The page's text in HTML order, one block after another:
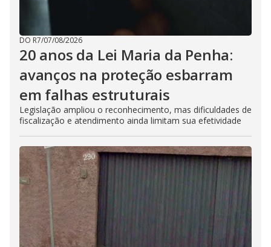
DO R7/07/08/2026
20 anos da Lei Maria da Penha:
avanços na proteção esbarram
em falhas estruturais
Legislação ampliou o reconhecimento, mas dificuldades de
fiscalização e atendimento ainda limitam sua efetividade